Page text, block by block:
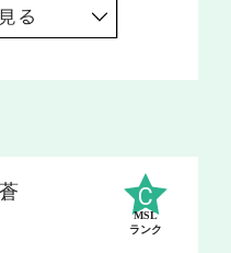
MSL
ランク